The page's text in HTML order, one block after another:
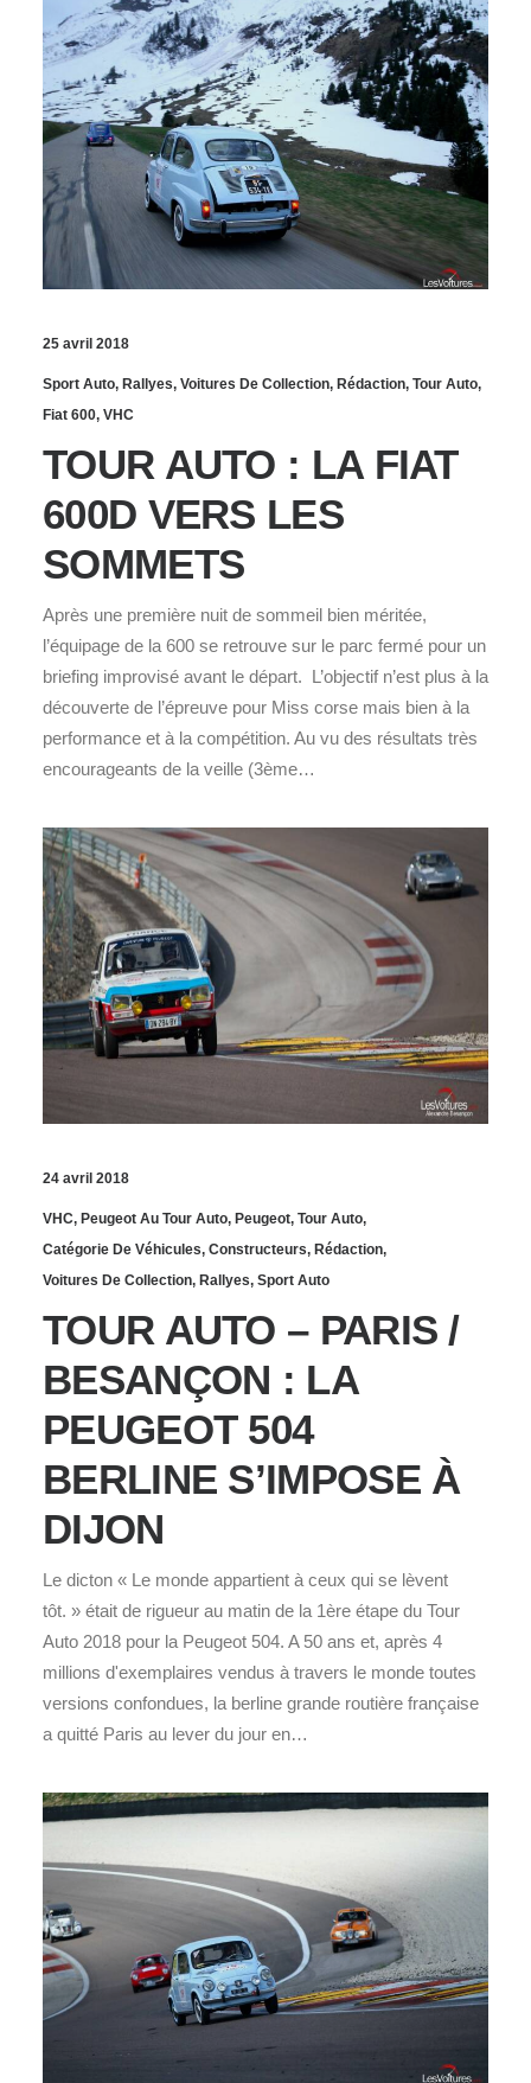
25 avril 2018
Sport Auto, Rallyes, Voitures De Collection, Rédaction, Tour Auto,
Fiat 600, VHC
TOUR AUTO : LA FIAT
600D VERS LES
SOMMETS
Après une première nuit de sommeil bien méritée,
l’équipage de la 600 se retrouve sur le parc fermé pour un
briefing improvisé avant le départ. L’objectif n’est plus à la
découverte de l’épreuve pour Miss corse mais bien à la
performance et à la compétition. Au vu des résultats très
encourageants de la veille (3ème…
24 avril 2018
VHC, Peugeot Au Tour Auto, Peugeot, Tour Auto,
Catégorie De Véhicules, Constructeurs, Rédaction,
Voitures De Collection, Rallyes, Sport Auto
TOUR AUTO – PARIS /
BESANÇON : LA
PEUGEOT 504
BERLINE S’IMPOSE À
DIJON
Le dicton « Le monde appartient à ceux qui se lèvent
tôt. » était de rigueur au matin de la 1ère étape du Tour
Auto 2018 pour la Peugeot 504. A 50 ans et, après 4
millions d'exemplaires vendus à travers le monde toutes
versions confondues, la berline grande routière française
a quitté Paris au lever du jour en…